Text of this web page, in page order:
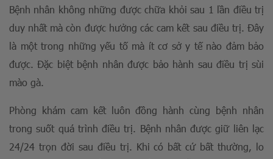
Bệnh nhân không những được chữa khỏi sau 1 lần điều trị
duy nhất mà còn được hưởng các cam kết sau điều trị. Đây
là một trong những yếu tố mà ít cơ sở y tế nào đảm bảo
được. Đặc biệt bệnh nhân được bảo hành sau điều trị sùi
mào gà.
Phòng khám cam kết luôn đồng hành cùng bệnh nhân
trong suốt quá trình điều trị. Bệnh nhân được giữ liên lạc
24/24 trọn đời sau điều trị. Khi có bất cứ bất thường, lo